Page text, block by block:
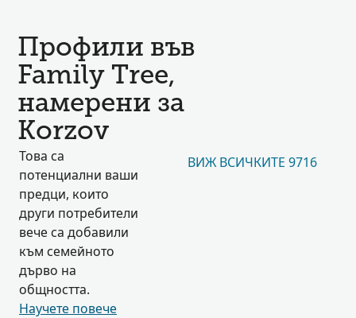
Профили във
Family Tree,
намерени за
Korzov
Това са
потенциални ваши
предци, които
други потребители
вече са добавили
към семейното
дърво на
общността.
Научете повече
ВИЖ ВСИЧКИТЕ 9716